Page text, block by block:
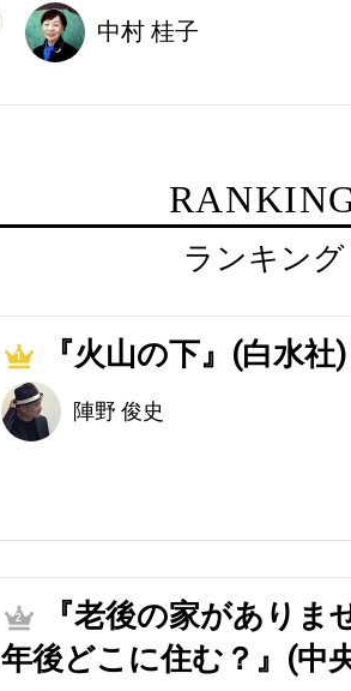
中村 桂子
ランキング
1 『火山の下』(白水社)
陣野 俊史
2
『老後の家があり
年後どこに住む？』(中